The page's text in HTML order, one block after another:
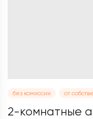
без комиссии от
2-комнатные